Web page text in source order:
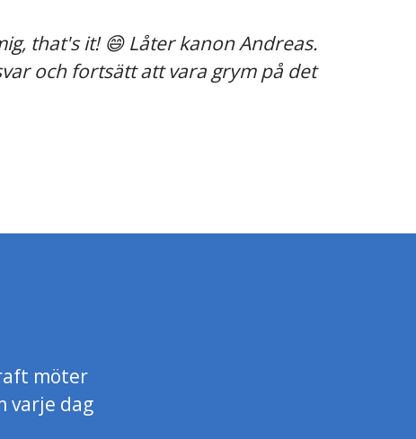
that's it! 😄 Låter kanon Andreas.
och fortsätt att vara grym på det
möter
varje dag